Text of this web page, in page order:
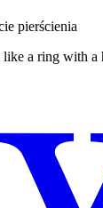
pierścienia
like a ring with a